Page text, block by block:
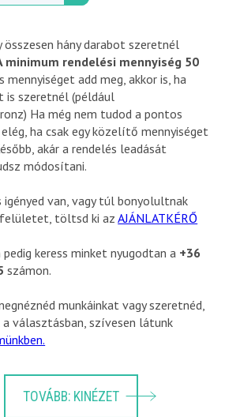
összesen hány darabot szeretnél
minimum rendelési mennyiség 50
add meg, akkor is, ha
szeretnél (például
Ha még nem tudod a pontos
ha csak egy közelítő mennyiséget
akár a rendelés leadását
módosítani.
igényed van, vagy túl bonyolultnak
töltsd ki azAJÁNLATKÉRŐ
pedig keress minket nyugodtan a +36
számon.
munkáinkat vagy szeretnéd,
választásban, szívesen látunk
TOVÁBB: KINÉZET